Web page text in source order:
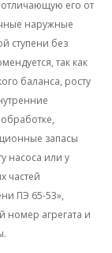
его от
наружные
ступени без
так как
баланса, росту
запасы
насоса или у
частей
ПЭ 65-53»,
номер агрегата и